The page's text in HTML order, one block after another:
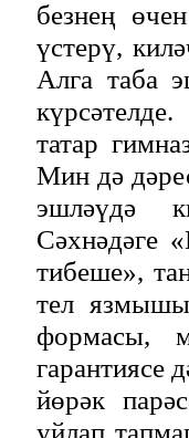
безнең
үстерү,
Алга таба
татар
Мин дә
эшләүдә
Сәхнәдәге
тибеше»,
тел
формасы,
гарантиясе
йөрәк
уйлап